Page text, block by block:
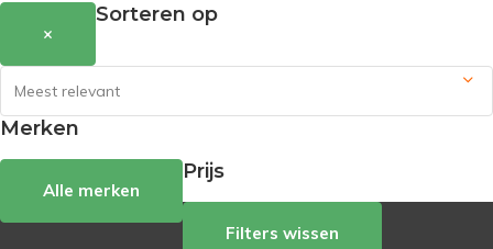
×
Sorteren op
Merken
Alle merken
Prijs
Filters wissen